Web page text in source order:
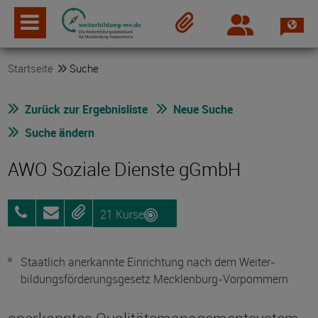
Login
Startseite Suche
Zurück zur Ergebnisliste
Neue Suche
Suche ändern
AWO Soziale Dienste gGmbH
03843
842400
AnfragenMerken21 Kurse
Staatlich anerkannte Einrichtung nach dem Weiter­
bildungs­förderungs­gesetz Mecklenburg-Vorpommern